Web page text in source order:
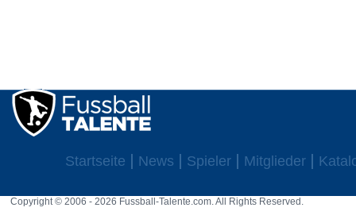
Startseite News Spieler Mitglieder
Copyright © 2006 - 2026 Fussball-Talente.com. All Rights Reserved.